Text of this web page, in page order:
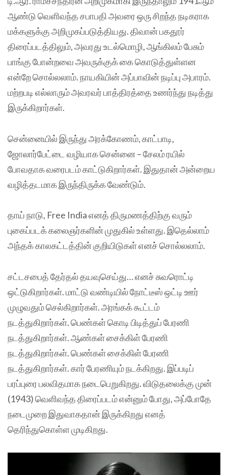
ஆண்டு வெளிவந்த சபாபதி அவரை ஒரு சிறந்த நடிகராக
மக்களுக்கு அறிமுகப்படுத்தியது. திவான் பகதூர்
திரைப்படத்திலும், அவரது உடல்மொழி, ஆங்கிலம் பேசும்
பாங்கு போன்றவை அவருக்குக் கை கொடுத்துள்ளன
என்றே சொல்லலாம். நாயகியின் அப்பாவின் நடிப்பு அபாரம்.
மற்றபடி எல்லாரும் அவரவர் பாத்திரத்தை உணர்ந்து நடித்து
இருக்கிறார்கள்.
சென்னையில் இருந்து அரக்கோணம், காட்பாடி,
ஜோலார்பேட்டை வழியாக சென்னை – சேலம் ரயில்
போவதாக வரைபடம் காட்டுகிறார்கள். இதுதான் அன்றைய
வழித்தடமாக இருந்திருக்க வேண்டும்.
தாய் நாடு, Free India எனத் திருமணத்திற்கு வரும்
புகைப்படக் கலைஞர்களின் முதுகில் உள்ளது. இதெல்லாம்
அந்தக் காலகட்டத்தின் குறியிடுகள் எனச் சொல்லலாம்.
சட்டசபைத் தேர்தல் தயவுசெய்து… எனச் சுவரொட்டி
ஒட்டுகிறார்கள். மாட்டு வண்டியில் நோட்டீஸ் ஒட்டி ஊர்
முழுவதும் செல்கிறார்கள். அரங்கக் கூட்டம்
நடத்துகிறார்கள். பெண்கள் கொடி பிடித்துப் பேரணி
நடத்துகிறார்கள். ஆண்கள் சைக்கிள் பேரணி
நடத்துகிறார்கள். பெண்கள் சைக்கிள் பேரணி
நடத்துகிறார்கள். கார் பேரணியும் நடக்கிறது. இப்படிப்
பரப்புரை பலவிதமாக நடைபெறுகிறது. விடுதலைக்கு முன்
(1943) வெளிவந்த திரைப்படம் என்னும் போது, அப்போதே
நடைமுறை இதுவாகதான் இருக்கிறது எனத்
தெரிந்துகொள்ள முடிகிறது.